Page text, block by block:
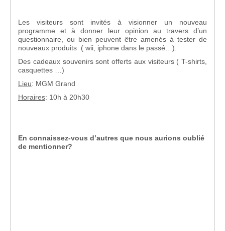
Les visiteurs sont invités à visionner un nouveau
programme et à donner leur opinion au travers d’un
questionnaire, ou bien peuvent être amenés à tester de
nouveaux produits ( wii, iphone dans le passé…).
Des cadeaux souvenirs sont offerts aux visiteurs ( T-shirts,
casquettes …)
Lieu: MGM Grand
Horaires: 10h à 20h30
En connaissez-vous d’autres que nous aurions oublié
de mentionner?